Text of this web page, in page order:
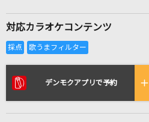
リアルタイムで歌われ
対応カラオケコンテンツ
デンモクアプリで予約